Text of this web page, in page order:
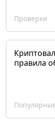
Проверки
правила